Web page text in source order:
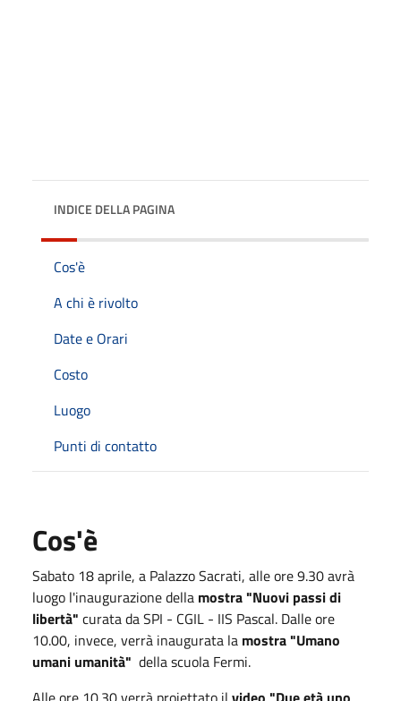
INDICE DELLA PAGINA
Cos'è
A chi è rivolto
Date e Orari
Costo
Luogo
Punti di contatto
Cos'è
Sabato 18 aprile, a Palazzo Sacrati, alle ore 9.30 avrà
luogo l'inaugurazione della mostra "Nuovi passi di
libertà" curata da SPI - CGIL - IIS Pascal. Dalle ore
10.00, invece, verrà inaugurata la mostra "Umano
umani umanità" della scuola Fermi.